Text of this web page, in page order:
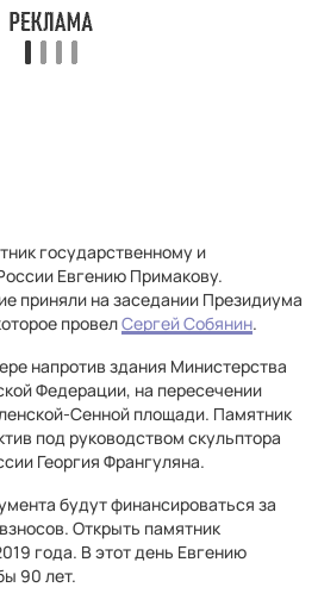
государственному и
Евгению Примакову.
приняли на заседании Президиума
провелСергей Собянин.
напротив здания Министерства
Федерации, на пересечении
Сенной площади. Памятник
под руководством скульптора
Георгия Франгуляна.
будут финансироваться за
Открыть памятник
года. В этот день Евгению
90 лет.